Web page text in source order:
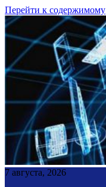
Перейти к содержимому
7 августа, 2026